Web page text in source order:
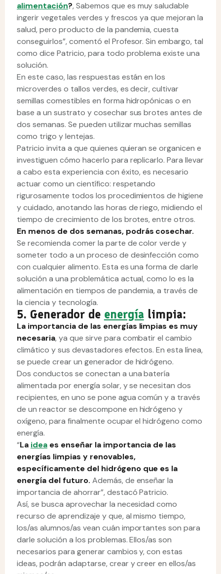
alimentación?, Sabemos que es muy saludable
ingerir vegetales verdes y frescos ya que mejoran la
salud, pero producto de la pandemia, cuesta
conseguirlos”, comentó el Profesor. Sin embargo, tal
como dice Patricio, para todo problema existe una
solución.
En este caso, las respuestas están en los
microverdes o tallos verdes, es decir, cultivar
semillas comestibles en forma hidropónicas o en
base a un sustrato y cosechar sus brotes antes de
dos semanas. Se pueden utilizar muchas semillas
como trigo y lentejas.
Patricio invita a que quienes quieran se organicen e
investiguen cómo hacerlo para replicarlo. Para llevar
a cabo esta experiencia con éxito, es necesario
actuar como un científico: respetando
rigurosamente todos los procedimientos de higiene
y cuidado, anotando las horas de riego, midiendo el
tiempo de crecimiento de los brotes, entre otros.
En menos de dos semanas, podrás cosechar.
Se recomienda comer la parte de color verde y
someter todo a un proceso de desinfección como
con cualquier alimento. Esta es una forma de darle
solución a una problemática actual, como lo es la
alimentación en tiempos de pandemia, a través de
la ciencia y tecnología.
5. Generador de energíalimpia:
La importancia de las energías limpias es muy
necesaria, ya que sirve para combatir el cambio
climático y sus devastadores efectos. En esta línea,
se puede crear un generador de hidrógeno.
Dos conductos se conectan a una batería
alimentada por energía solar, y se necesitan dos
recipientes, en uno se pone agua común y a través
de un reactor se descompone en hidrógeno y
oxígeno, para finalmente ocupar el hidrógeno como
energía.
“La ideaes enseñar la importancia de las
energías limpias y renovables,
específicamente del hidrógeno que es la
energía del futuro. Además, de enseñar la
importancia de ahorrar”, destacó Patricio.
Así, se busca aprovechar la necesidad como
recurso de aprendizaje y que, al mismo tiempo,
los/as alumnos/as vean cuán importantes son para
darle solución a los problemas. Ellos/as son
necesarios para generar cambios y, con estas
ideas, podrán adaptarse, crear y creer en ellos/as